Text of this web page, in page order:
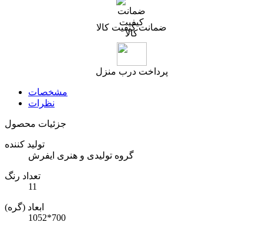
ضمانت کیفیت کالا
پرداخت درب منزل
مشخصات
نظرات
جزئیات محصول
تولید کننده
گروه تولیدی و هنری ایفرش
تعداد رنگ
11
ابعاد (گره)
1052*700